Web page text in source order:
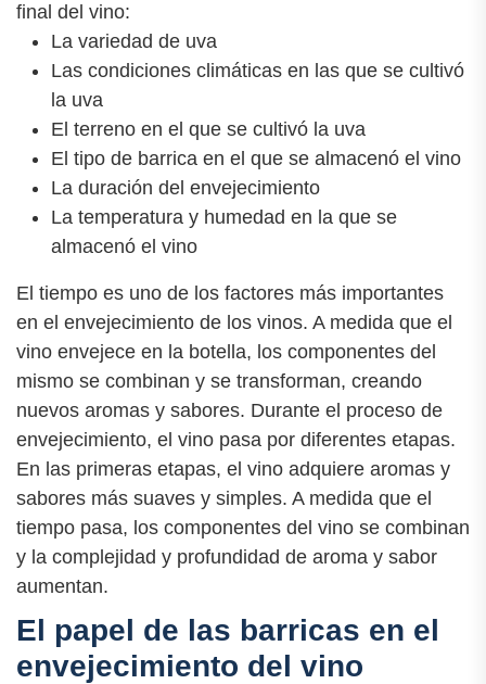
final del vino:
La variedad de uva
Las condiciones climáticas en las que se cultivó
la uva
El terreno en el que se cultivó la uva
El tipo de barrica en el que se almacenó el vino
La duración del envejecimiento
La temperatura y humedad en la que se
almacenó el vino
El tiempo es uno de los factores más importantes
en el envejecimiento de los vinos. A medida que el
vino envejece en la botella, los componentes del
mismo se combinan y se transforman, creando
nuevos aromas y sabores. Durante el proceso de
envejecimiento, el vino pasa por diferentes etapas.
En las primeras etapas, el vino adquiere aromas y
sabores más suaves y simples. A medida que el
tiempo pasa, los componentes del vino se combinan
y la complejidad y profundidad de aroma y sabor
aumentan.
El papel de las barricas en el
envejecimiento del vino